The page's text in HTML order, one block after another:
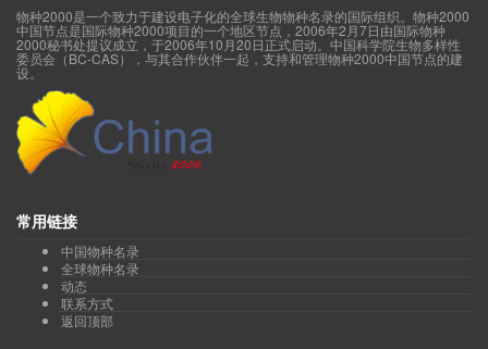
物种2000是一个致力于建设电子化的全球生物物种名录的国际组织。物种2000
中国节点是国际物种2000项目的一个地区节点，2006年2月7日由国际物种
2000秘书处提议成立，于2006年10月20日正式启动。中国科学院生物多样性
委员会（BC-CAS），与其合作伙伴一起，支持和管理物种2000中国节点的建
设。
常用链接
中国物种名录
全球物种名录
动态
联系方式
返回顶部